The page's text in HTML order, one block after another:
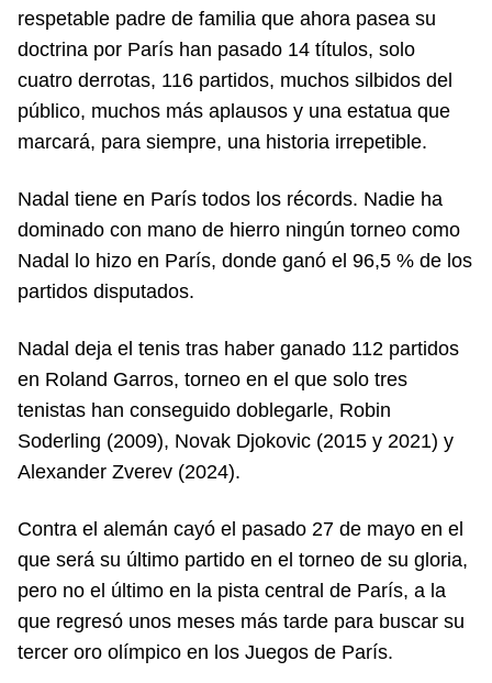
respetable padre de familia que ahora pasea su
doctrina por París han pasado 14 títulos, solo
cuatro derrotas, 116 partidos, muchos silbidos del
público, muchos más aplausos y una estatua que
marcará, para siempre, una historia irrepetible.
Nadal tiene en París todos los récords. Nadie ha
dominado con mano de hierro ningún torneo como
Nadal lo hizo en París, donde ganó el 96,5 % de los
partidos disputados.
Nadal deja el tenis tras haber ganado 112 partidos
en Roland Garros, torneo en el que solo tres
tenistas han conseguido doblegarle, Robin
Soderling (2009), Novak Djokovic (2015 y 2021) y
Alexander Zverev (2024).
Contra el alemán cayó el pasado 27 de mayo en el
que será su último partido en el torneo de su gloria,
pero no el último en la pista central de París, a la
que regresó unos meses más tarde para buscar su
tercer oro olímpico en los Juegos de París.